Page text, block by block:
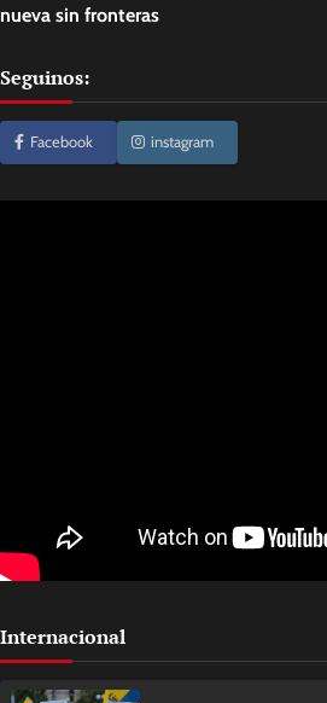
nueva sin fronteras
Seguinos:
Facebook instagram
Internacional